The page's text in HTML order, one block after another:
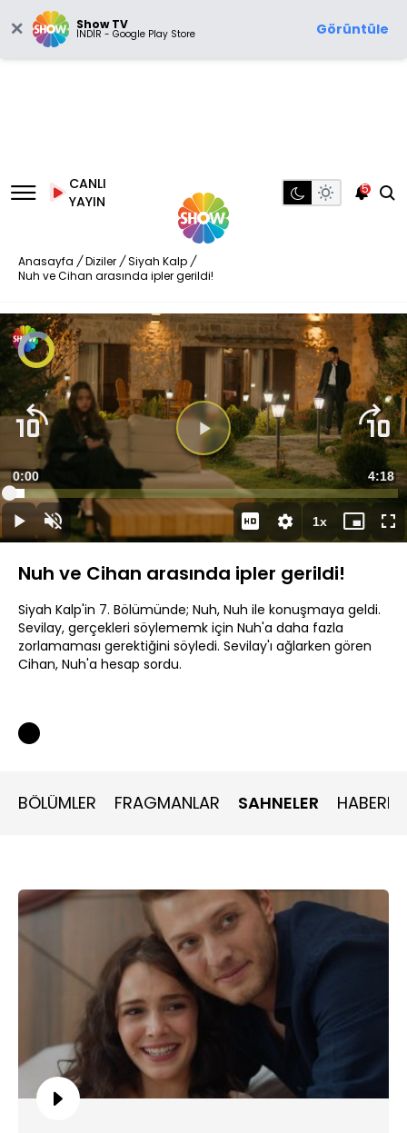
Show TV
İNDİR - Google Play Store Görüntüle
CANLI
YAYIN
5
Anasayfa / Diziler / Siyah Kalp /
Nuh ve Cihan arasında ipler gerildi!
Video
Oynatıcısı
yükleniyor.
Videoyu
Oynat
OynatSesi
Aç
Süre
0:00
Süre
4:18
Yüklendi:
4.05%
1xOynatma
Hızı
Mini
oynatıcı
Nuh ve Cihan arasında ipler gerildi!
Siyah Kalp'in 7. Bölümünde; Nuh, Nuh ile konuşmaya geldi.
Sevilay, gerçekleri söylememk için Nuh'a daha fazla
zorlamaması gerektiğini söyledi. Sevilay'ı ağlarken gören
Cihan, Nuh'a hesap sordu.
BÖLÜMLER FRAGMANLAR SAHNELER